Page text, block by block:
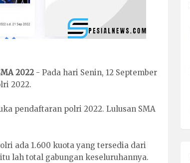
2022- Pada hari Senin, 12 September
2022.
pendaftaran polri 2022. Lulusan SMA
ada 1.600 kuota yang tersedia dari
lah total gabungan keseluruhannya.